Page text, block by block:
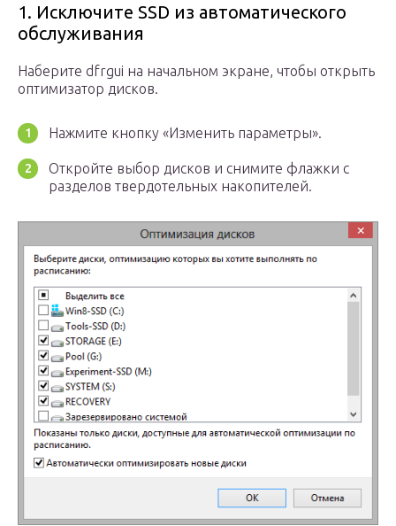
1. Исключите SSD из автоматического
обслуживания
Наберите dfrgui на начальном экране, чтобы открыть
оптимизатор дисков.
Нажмите кнопку «Изменить параметры».
Откройте выбор дисков и снимите флажки с
разделов твердотельных накопителей.